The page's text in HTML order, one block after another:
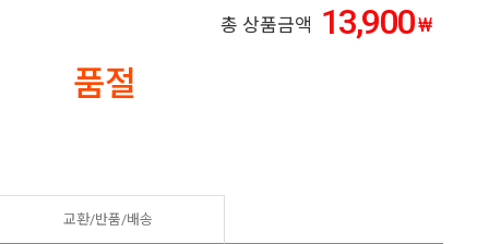
총 상품금액 13,900₩
품절
교환/반품/배송